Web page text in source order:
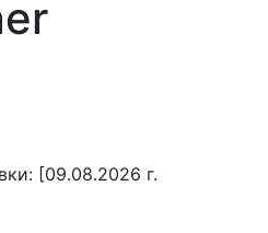
[09.08.2026 г.